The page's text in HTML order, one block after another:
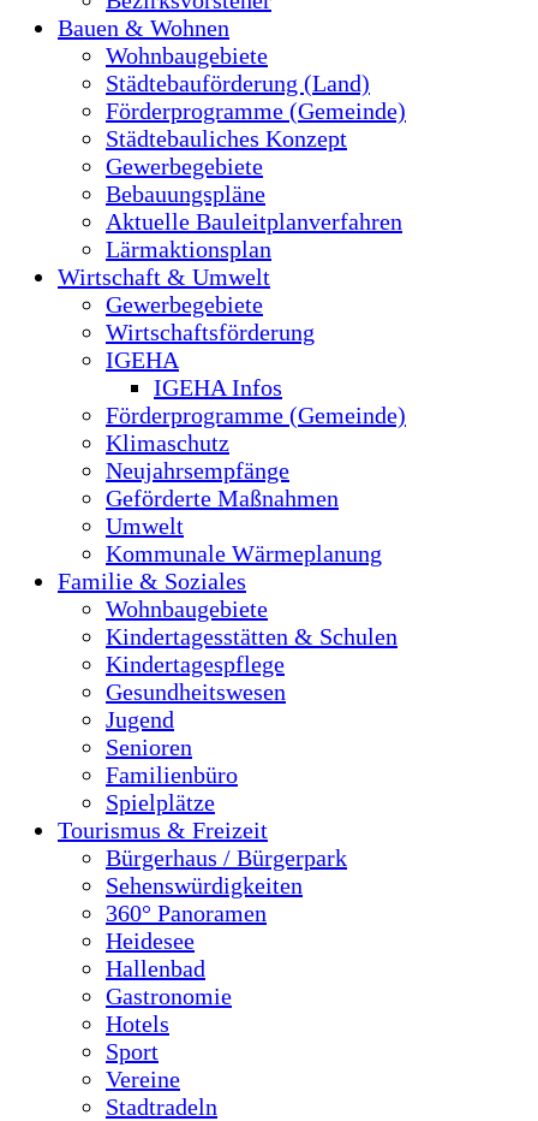
Bauen & Wohnen
Wohnbaugebiete
Städtebauförderung (Land)
Förderprogramme (Gemeinde)
Städtebauliches Konzept
Gewerbegebiete
Bebauungspläne
Aktuelle Bauleitplanverfahren
Lärmaktionsplan
Wirtschaft & Umwelt
Gewerbegebiete
Wirtschaftsförderung
IGEHA
IGEHA Infos
Förderprogramme (Gemeinde)
Klimaschutz
Neujahrsempfänge
Geförderte Maßnahmen
Umwelt
Kommunale Wärmeplanung
Familie & Soziales
Wohnbaugebiete
Kindertagesstätten & Schulen
Kindertagespflege
Gesundheitswesen
Jugend
Senioren
Familienbüro
Spielplätze
Tourismus & Freizeit
Bürgerhaus / Bürgerpark
Sehenswürdigkeiten
360° Panoramen
Heidesee
Hallenbad
Gastronomie
Hotels
Sport
Vereine
Stadtradeln